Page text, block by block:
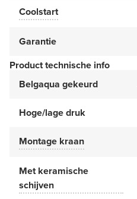
Coolstart
Garantie
Product technische info
Belgaqua gekeurd
Hoge/lage druk
Montage kraan
Met keramische
schijven